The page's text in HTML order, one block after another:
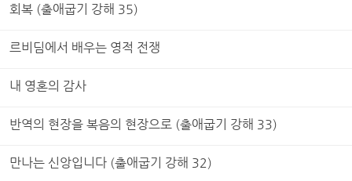
회복 (출애굽기 강해 35)
르비딤에서 배우는 영적 전쟁
내 영혼의 감사
반역의 현장을 복음의 현장으로 (출애굽기 강해 33)
만나는 신앙입니다 (출애굽기 강해 32)